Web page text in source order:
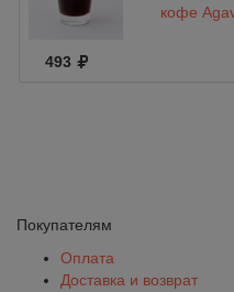
кофе
493
Покупателям
Оплата
Доставка и возврат